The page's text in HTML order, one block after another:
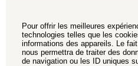
Pour offrir les meilleures
technologies telles que les
informations des appareils. Le
nous permettra de traiter des
de navigation ou les ID uniques